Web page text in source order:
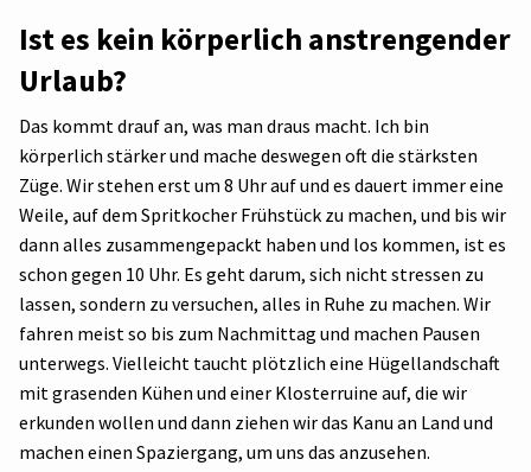
Ist es kein körperlich anstrengender
Urlaub?
Das kommt drauf an, was man draus macht. Ich bin
körperlich stärker und mache deswegen oft die stärksten
Züge. Wir stehen erst um 8 Uhr auf und es dauert immer eine
Weile, auf dem Spritkocher Frühstück zu machen, und bis wir
dann alles zusammengepackt haben und los kommen, ist es
schon gegen 10 Uhr. Es geht darum, sich nicht stressen zu
lassen, sondern zu versuchen, alles in Ruhe zu machen. Wir
fahren meist so bis zum Nachmittag und machen Pausen
unterwegs. Vielleicht taucht plötzlich eine Hügellandschaft
mit grasenden Kühen und einer Klosterruine auf, die wir
erkunden wollen und dann ziehen wir das Kanu an Land und
machen einen Spaziergang, um uns das anzusehen.